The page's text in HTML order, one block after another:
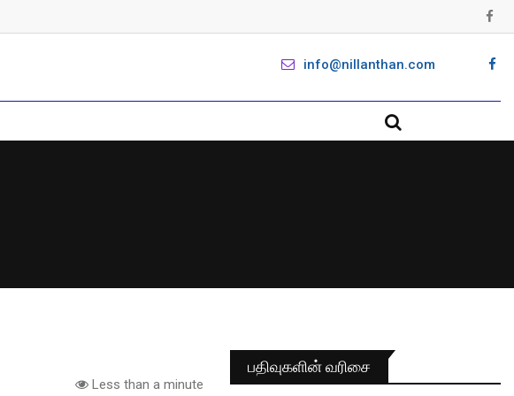
info@nillanthan.com
Less than a minute
பதிவுகளின் வரிசை